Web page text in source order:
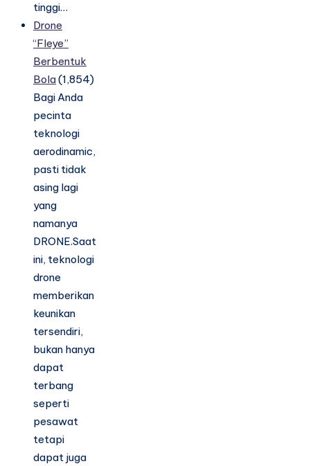
tinggi…
Drone
“Fleye”
Berbentuk
Bola(1,854)
Bagi Anda
pecinta
teknologi
aerodinamic,
pasti tidak
asing lagi
yang
namanya
DRONE.Saat
ini, teknologi
drone
memberikan
keunikan
tersendiri,
bukan hanya
dapat
terbang
seperti
pesawat
tetapi
dapat juga